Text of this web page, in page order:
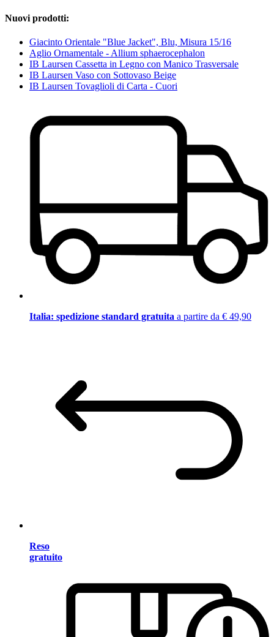
Nuovi prodotti:
Giacinto Orientale "Blue Jacket", Blu, Misura 15/16
Aglio Ornamentale - Allium sphaerocephalon
IB Laursen Cassetta in Legno con Manico Trasversale
IB Laursen Vaso con Sottovaso Beige
IB Laursen Tovaglioli di Carta - Cuori
Italia: spedizione standard gratuita a partire da € 49,90
Reso
gratuito